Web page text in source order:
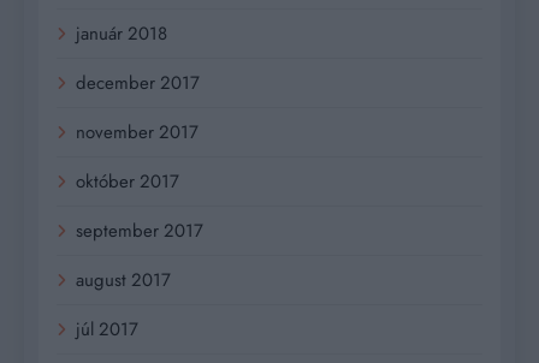
január 2018
december 2017
november 2017
október 2017
september 2017
august 2017
júl 2017